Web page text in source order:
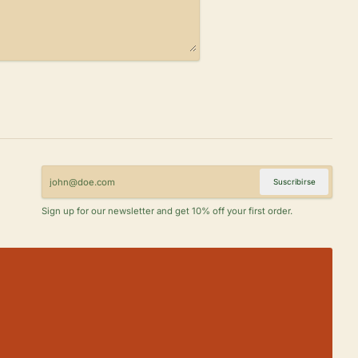
Suscribirse
Sign up for our newsletter and get 10% off your first order.